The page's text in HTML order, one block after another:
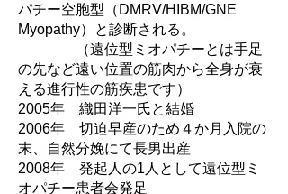
パチー空胞型（DMRV/HIBM/GNE
Myopathy）と診断される。
（遠位型ミオパチーとは手足
の先など遠い位置の筋肉から全身が衰
える進行性の筋疾患です）
2005年 織田洋一氏と結婚
2006年 切迫早産のため４か月入院の
末、自然分娩にて長男出産
2008年 発起人の1人として遠位型ミ
オパチー患者会発足